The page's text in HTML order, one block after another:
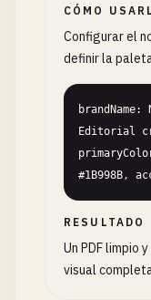
CÓMO
Configurar el
definir la
Editorial
#1B998B,
RESULTADO
Un PDF limpio
visual